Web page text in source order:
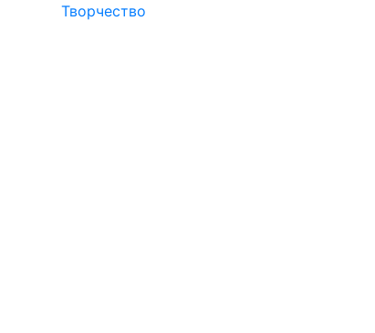
Творчество